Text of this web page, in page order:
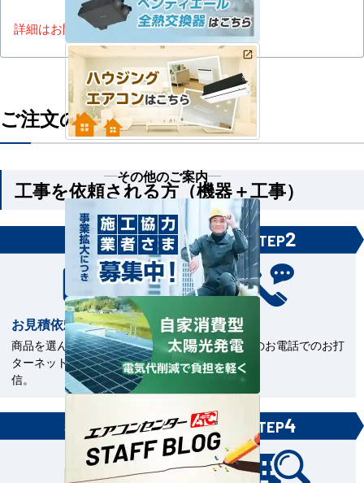
詳細はお問い合わせください。
ご注文の流れ
工事を依頼される方（機器＋工事）
STEP1
お見積依頼
商品を選んで見積依頼をイン
ターネットまたはFAXで送
信。
STEP2
お打合せ
当社担当とのお電話でのお打
合せ。
STEP3 STEP4
その他のご案内